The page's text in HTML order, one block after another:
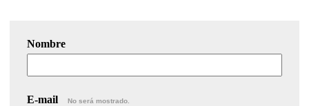
Nombre
E-mail No será mostrado.